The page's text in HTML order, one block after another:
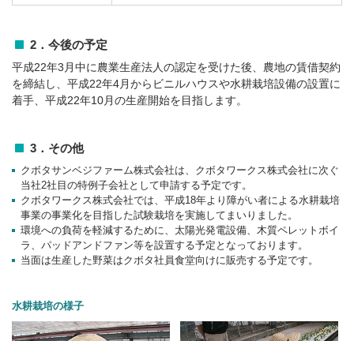
2．今後の予定
平成22年3月中に農業生産法人の認定を受けた後、農地の賃借契約
を締結し、平成22年4月からビニルハウスや水耕栽培設備の設置に
着手、平成22年10月の生産開始を目指します。
3．その他
クボタサンベジファーム株式会社は、クボタワークス株式会社に次ぐ
当社2社目の特例子会社として申請する予定です。
クボタワークス株式会社では、平成18年より障がい者による水耕栽培
事業の事業化を目指した試験栽培を実施してまいりました。
環境への負荷を軽減するために、太陽光発電設備、木質ペレットボイ
ラ、パッドアンドファン等を設置する予定となっております。
当面は生産した野菜はクボタ社員食堂向けに販売する予定です。
水耕栽培の様子